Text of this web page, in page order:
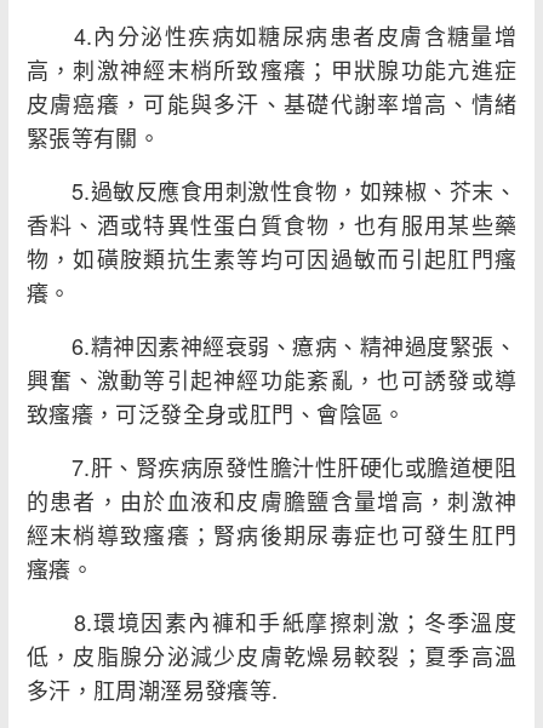
4.內分泌性疾病如糖尿病患者皮膚含糖量增
高，刺激神經末梢所致瘙癢；甲狀腺功能亢進症
皮膚癌癢，可能與多汗、基礎代謝率增高、情緒
緊張等有關。
5.過敏反應食用刺激性食物，如辣椒、芥末、
香料、酒或特異性蛋白質食物，也有服用某些藥
物，如磺胺類抗生素等均可因過敏而引起肛門瘙
癢。
6.精神因素神經衰弱、癔病、精神過度緊張、
興奮、激動等引起神經功能紊亂，也可誘發或導
致瘙癢，可泛發全身或肛門、會陰區。
7.肝、腎疾病原發性膽汁性肝硬化或膽道梗阻
的患者，由於血液和皮膚膽鹽含量增高，刺激神
經末梢導致瘙癢；腎病後期尿毒症也可發生肛門
瘙癢。
8.環境因素內褲和手紙摩擦刺激；冬季溫度
低，皮脂腺分泌減少皮膚乾燥易較裂；夏季高溫
多汗，肛周潮溼易發癢等.